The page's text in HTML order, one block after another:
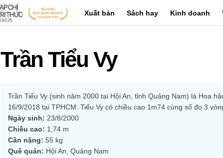
Xuất bản Sách hay Kinh doanh
Trần Tiểu Vy
Trần Tiểu Vy (sinh năm 2000 tại Hội An, tỉnh Quảng Nam) là Hoa
16/9/2018 tại TPHCM. Tiểu Vy có chiều cao 1m74 cùng số đo 3
Ngày sinh: 23/8/2000
Chiều cao: 1,74 m
Cân nặng: 55 kg
Quê quán: Hội An, Quảng Nam